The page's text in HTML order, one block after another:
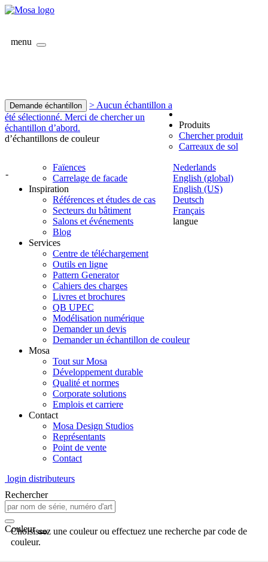
menu
Demande échantillon
> Aucun échantillon a
été sélectionné. Merci de chercher un
échantillon d’abord.
d’échantillons de couleur
-
Nederlands
English (global)
English (US)
Deutsch
Français
langue
Produits
Chercher produit
Carreaux de sol
Faïences
Carrelage de facade
Inspiration
Références et études de cas
Secteurs du bâtiment
Salons et événements
Blog
Services
Centre de téléchargement
Outils en ligne
Pattern Generator
Cahiers des charges
Livres et brochures
QB UPEC
Modélisation numérique
Demander un devis
Demander un échantillon de couleur
Mosa
Tout sur Mosa
Développement durable
Qualité et normes
Corporate solutions
Emplois et carriere
Contact
Mosa Design Studios
Représentants
Point de vente
Contact
login distributeurs
Rechercher
Couleur
Choisissez une couleur ou effectuez une recherche par code de
couleur.